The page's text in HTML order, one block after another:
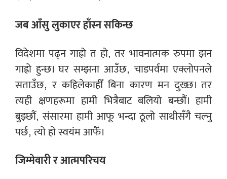
जब आँसु लुकाएर हाँस्न सकिन्छ
विदेशमा पढ्न गाह्रो त हो, तर भावनात्मक रुपमा झन
गाह्रो हुन्छ। घर सम्झना आउँछ, चाडपर्वमा एक्लोपनले
सताउँछ, र कहिलेकाहीँ बिना कारण मन दुख्छ। तर
त्यही क्षणहरूमा हामी भित्रैबाट बलियो बन्छौं। हामी
बुझ्छौं, संसारमा हामी आफू भन्दा ठूलो साथीसँगै चल्नु
पर्छ, त्यो हो स्वयंम आफैँ।
जिम्मेवारी र आत्मपरिचय